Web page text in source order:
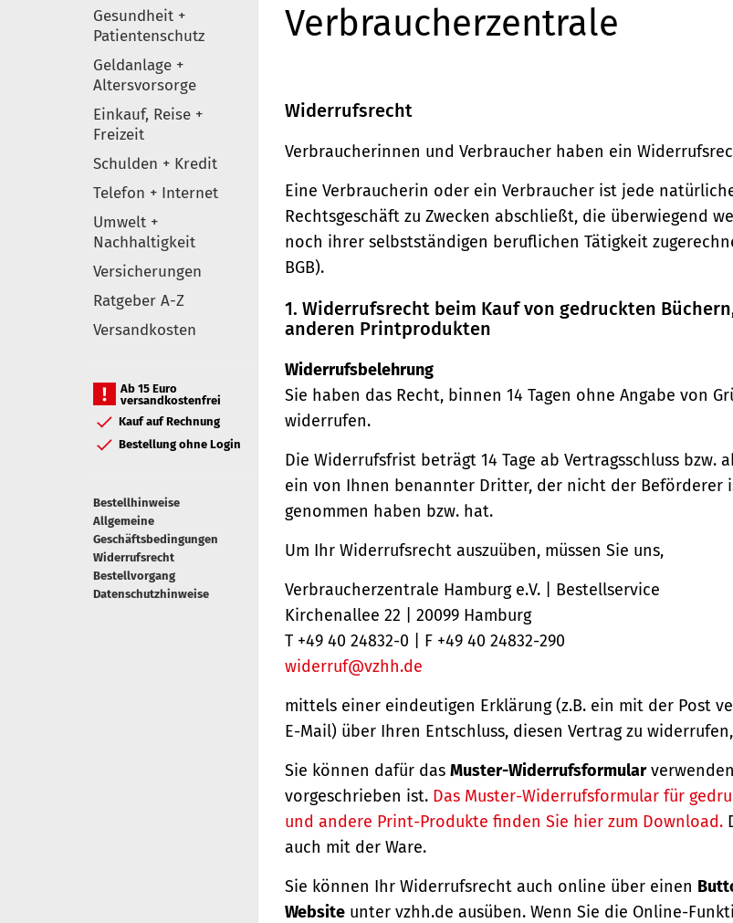
Gesundheit +
Patientenschutz
Geldanlage +
Altersvorsorge
Einkauf, Reise +
Freizeit
Schulden + Kredit
Telefon + Internet
Umwelt +
Nachhaltigkeit
Versicherungen
Ratgeber A-Z
Versandkosten
Ab 15 Euro
versandkostenfrei
Kauf auf Rechnung
Bestellung ohne Login
Bestellhinweise
Allgemeine
Geschäftsbedingungen
Widerrufsrecht
Bestellvorgang
Datenschutzhinweise
Verbraucherzentrale
Widerrufsrecht
Verbraucherinnen und Verbraucher haben ein
Eine Verbraucherin oder ein Verbraucher ist jede
Rechtsgeschäft zu Zwecken abschließt, die überwiegend
noch ihrer selbstständigen beruflichen Tätigkeit
BGB).
1. Widerrufsrecht beim Kauf von gedruckten
anderen Printprodukten
Widerrufsbelehrung
Sie haben das Recht, binnen 14 Tagen ohne Angabe von
widerrufen.
Die Widerrufsfrist beträgt 14 Tage ab Vertragsschluss bzw.
ein von Ihnen benannter Dritter, der nicht der Beförderer
genommen haben bzw. hat.
Um Ihr Widerrufsrecht auszuüben, müssen Sie uns,
Verbraucherzentrale Hamburg e.V. | Bestellservice
Kirchenallee 22 | 20099 Hamburg
T +49 40 24832-0 | F +49 40 24832-290
widerruf@vzhh.de
mittels einer eindeutigen Erklärung (z.B. ein mit der Post
E-Mail) über Ihren Entschluss, diesen Vertrag zu
Sie können dafür das Muster-Widerrufsformular
vorgeschrieben ist. Das Muster-Widerrufsformular für
und andere Print-Produkte finden Sie hier zum Download.
auch mit der Ware.
Sie können Ihr Widerrufsrecht auch online über einen
Website unter vzhh.de ausüben. Wenn Sie die Online-